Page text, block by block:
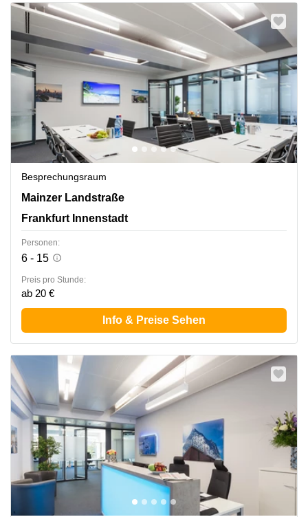
Besprechungsraum
Mainzer Landstraße 69, Frankfurt Innenstadt
Mainzer Landstraße
Frankfurt Innenstadt
Personen:
6 - 15
Preis pro Stunde:
ab 20 €
Info & Preise Sehen